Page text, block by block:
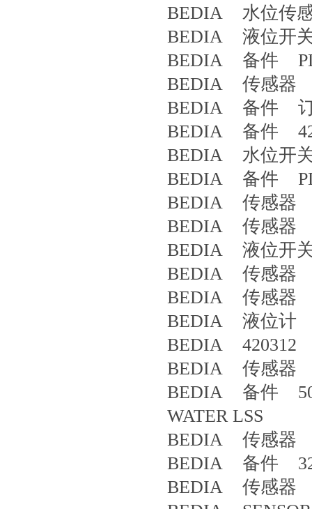
BEDIA 水位传
BEDIA 液位开关
BEDIA 备件
BEDIA 传感器
BEDIA 备件 订
BEDIA 备件
BEDIA 水位开
BEDIA 备件
BEDIA 传感器
BEDIA 传感器
BEDIA 液位开
BEDIA 传感器
BEDIA 传感器
BEDIA 液位计
BEDIA 420312
BEDIA 传感器
BEDIA 备件
WATER LSS
BEDIA 传感器
BEDIA 备件
BEDIA 传感器